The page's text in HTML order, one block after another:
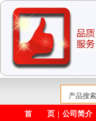
产品搜索
首 页 ｜公司简介